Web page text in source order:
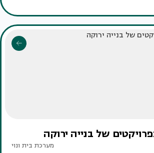
של בנייה ירוקה
מערכת בית ונוי